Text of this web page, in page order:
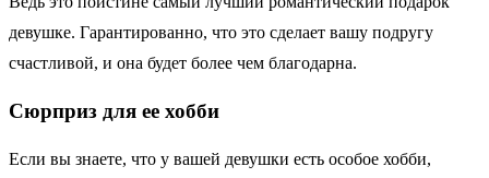
девушке. Гарантированно, что это сделает вашу подругу
счастливой, и она будет более чем благодарна.
Сюрприз для ее хобби
Если вы знаете, что у вашей девушки есть особое хобби,